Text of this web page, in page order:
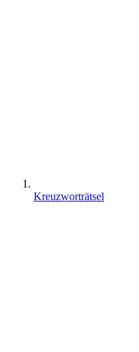
Kreuzworträtsel